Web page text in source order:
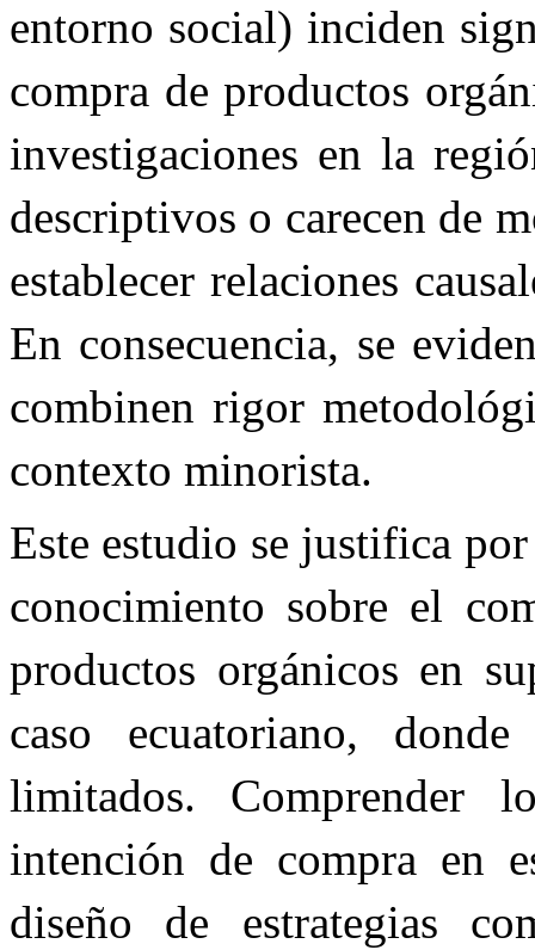
entorno social) inciden
compra de productos
investigaciones en la
descriptivos o carecen de
establecer relaciones
En consecuencia, se
combinen rigor
contexto minorista.
Este estudio se justifica
conocimiento sobre el
productos orgánicos en
caso ecuatoriano,
limitados. Comprender
intención de compra en
diseño de estrategias